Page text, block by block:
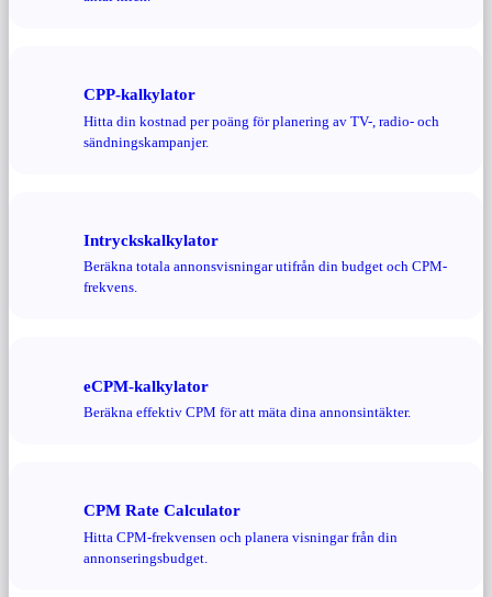
CPP-kalkylator
Hitta din kostnad per poäng för planering av TV-, radio- och
sändningskampanjer.
Intryckskalkylator
Beräkna totala annonsvisningar utifrån din budget och CPM-
frekvens.
eCPM-kalkylator
Beräkna effektiv CPM för att mäta dina annonsintäkter.
CPM Rate Calculator
Hitta CPM-frekvensen och planera visningar från din
annonseringsbudget.